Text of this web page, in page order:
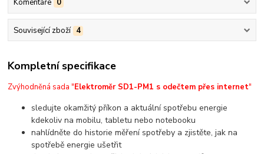
Komentáře 0
Související zboží 4
Kompletní specifikace
Zvýhodněná sada "Elektroměr SD1-PM1 s odečtem přes internet"
sledujte okamžitý příkon a aktuální spotřebu energie
kdekoliv na mobilu, tabletu nebo notebooku
nahlídněte do historie měření spotřeby a zjistěte, jak na
spotřebě energie ušetřit